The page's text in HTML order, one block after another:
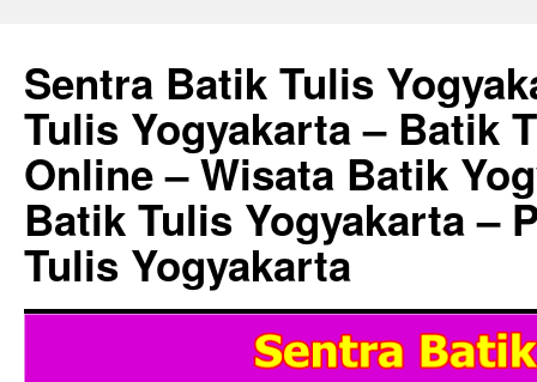
Sentra Batik Tulis
Tulis Yogyakarta – Batik
Online – Wisata Batik
Batik Tulis Yogyakarta –
Tulis Yogyakarta